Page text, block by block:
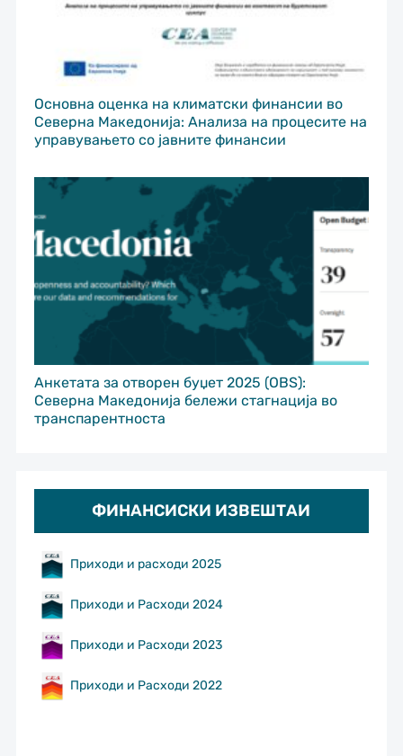
Основна оценка на климатски финансии во
Северна Македонија: Анализа на процесите на
управувањето со јавните финансии
Анкетата за отворен буџет 2025 (OBS):
Северна Македонија бележи стагнација во
транспарентноста
ФИНАНСИСКИ ИЗВЕШТАИ
Приходи и расходи 2025
Приходи и Расходи 2024
Приходи и Расходи 2023
Приходи и Расходи 2022